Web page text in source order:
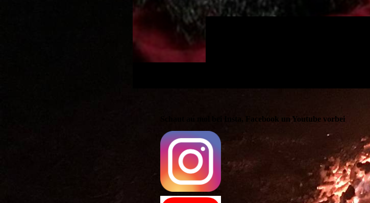
Schaut au mol bei Insta, Facebook un Youtube vorbei